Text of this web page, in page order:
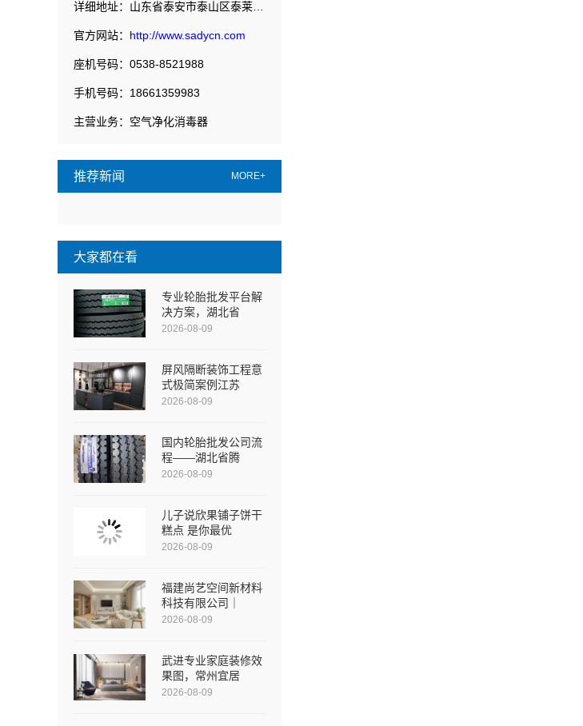
官方网站： http://www.sadycn.com
座机号码：0538-8521988
手机号码：18661359983
主营业务：空气净化消毒器
推荐新闻 MORE+
大家都在看
专业轮胎批发平台解
决方案，湖北省
2026-08-09
屏风隔断装饰工程意
式极简案例江苏
2026-08-09
国内轮胎批发公司流
程——湖北省腾
2026-08-09
儿子说欣果铺子饼干
糕点 是你最优
2026-08-09
福建尚艺空间新材料
科技有限公司｜
2026-08-09
武进专业家庭装修效
果图，常州宜居
2026-08-09